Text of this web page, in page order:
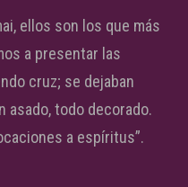
ellos son los que más
a presentar las
cruz; se dejaban
asado, todo decorado.
a espíritus”.